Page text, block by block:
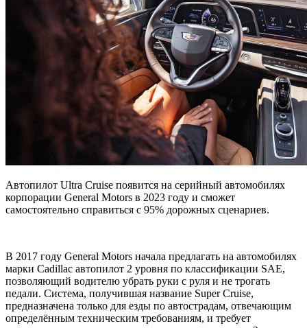
Автопилот Ultra Cruise появится на серийный автомобилях
корпорации General Motors в 2023 году и сможет
самостоятельно справиться с 95% дорожных сценариев.
В 2017 году General Motors начала предлагать на автомобилях
марки Cadillac автопилот 2 уровня по классификации SAE,
позволяющий водителю убрать руки с руля и не трогать
педали. Система, получившая название Super Cruise,
предназначена только для езды по автострадам, отвечающим
определённым техническим требованиям, и требует